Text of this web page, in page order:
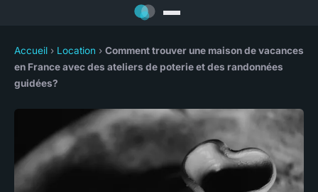
Accueil › Location › Comment trouver une maison de vacances
en France avec des ateliers de poterie et des randonnées
guidées?